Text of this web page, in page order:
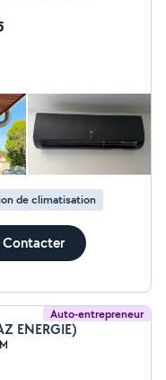
à gaz.
de climatisation
Contacter
Auto-entrepreneur
ENERGIE)